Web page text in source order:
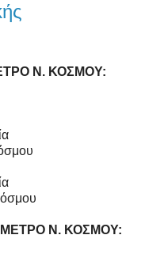
Ν. ΚΟΣΜΟΥ:
Ν. ΚΟΣΜΟΥ: